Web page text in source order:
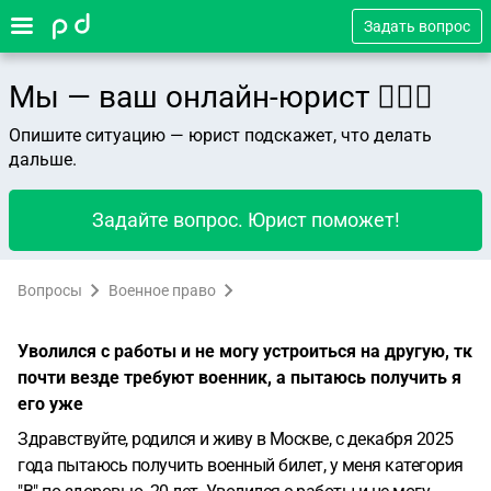
Задать вопрос
Мы — ваш онлайн-юрист 👨🏻‍⚖️
Опишите ситуацию — юрист подскажет, что делать
дальше.
Задайте вопрос. Юрист поможет!
Вопросы Военное право
Уволился с работы и не могу устроиться на другую, тк
почти везде требуют военник, а пытаюсь получить я
его уже
Здравствуйте, родился и живу в Москве, с декабря 2025
года пытаюсь получить военный билет, у меня категория